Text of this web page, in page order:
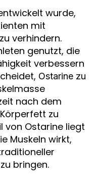
wurde,
mit
verhindern.
genutzt, die
verbessern
Ostarine zu
nach dem
zu
von Ostarine liegt
Muskeln wirkt,
bringen.